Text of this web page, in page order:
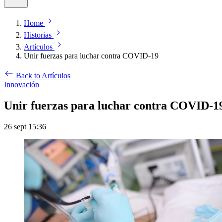
Home
Historias
Artículos
Unir fuerzas para luchar contra COVID-19
Back to Artículos
Innovación
Unir fuerzas para luchar contra COVID-
26 sept 15:36